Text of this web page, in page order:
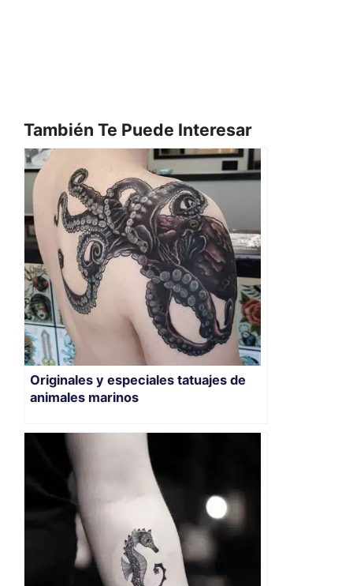
También Te Puede Interesar
Originales y especiales tatuajes de
animales marinos